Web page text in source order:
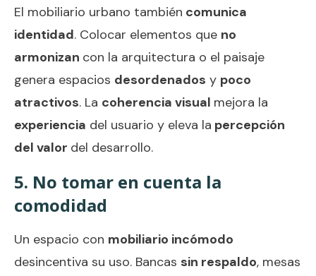
El mobiliario urbano también comunica
identidad. Colocar elementos que no
armonizan con la arquitectura o el paisaje
genera espacios desordenados y poco
atractivos. La coherencia visual mejora la
experiencia del usuario y eleva la percepción
del valor del desarrollo.
5. No tomar en cuenta la
comodidad
Un espacio con mobiliario incómodo
desincentiva su uso. Bancas sin respaldo, mesas